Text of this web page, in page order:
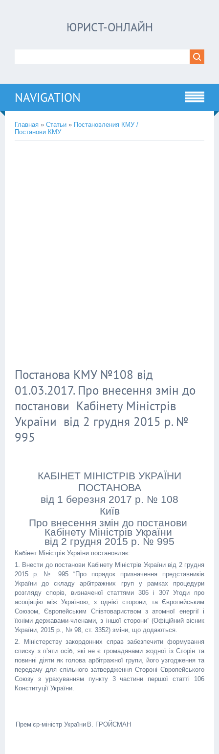
ЮРИСТ-ОНЛАЙН
NAVIGATION
Главная » Статьи » Постановления КМУ /
Постанови КМУ
Постанова КМУ №108 від
01.03.2017. Про внесення змін до
постанови Кабінету Міністрів
України від 2 грудня 2015 р. №
995
КАБІНЕТ МІНІСТРІВ УКРАЇНИ
ПОСТАНОВА
від 1 березня 2017 р. № 108
Київ
Про внесення змін до постанови
Кабінету Міністрів України
від 2 грудня 2015 р. № 995
Кабінет Міністрів України постановляє:
1. Внести до постанови Кабінету Міністрів України від 2 грудня
2015 р. № 995 “Про порядок призначення представників
України до складу арбітражних груп у рамках процедури
розгляду спорів, визначеної статтями 306 і 307 Угоди про
асоціацію між Україною, з однієї сторони, та Європейським
Союзом, Європейським Співтовариством з атомної енергії і
їхніми державами-членами, з іншої сторони” (Офіційний вісник
України, 2015 р., № 98, ст. 3352) зміни, що додаються.
2. Міністерству закордонних справ забезпечити формування
списку з п’яти осіб, які не є громадянами жодної із Сторін та
повинні діяти як голова арбітражної групи, його узгодження та
передачу для спільного затвердження Стороні Європейського
Союзу з урахуванням пункту 3 частини першої статті 106
Конституції України.
Прем’єр-міністр України В. ГРОЙСМАН